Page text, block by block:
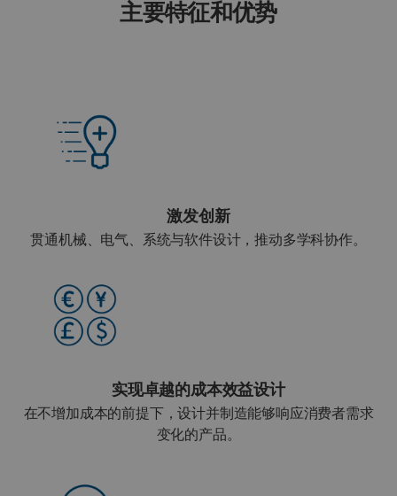
主要特征和优势
激发创新
贯通机械、电气、系统与软件设计，推动多学科协作。
实现卓越的成本效益设计
在不增加成本的前提下，设计并制造能够响应消费者需求
变化的产品。